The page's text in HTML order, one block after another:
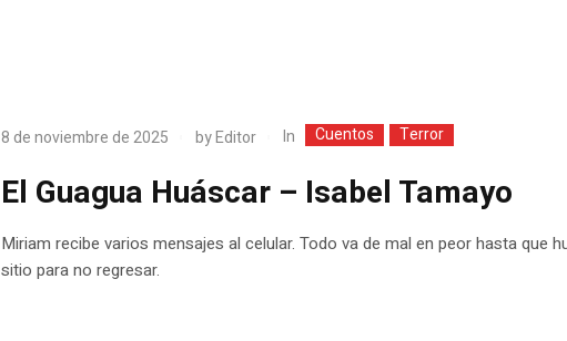
8 de noviembre de 2025 byEditor In Cuentos Terror
El Guagua Huáscar – Isabel Tamayo
Miriam recibe varios mensajes al celular. Todo va de mal en peor hasta que
sitio para no regresar.